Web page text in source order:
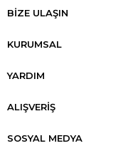
BİZE ULAŞIN
KURUMSAL
YARDIM
ALIŞVERİŞ
SOSYAL MEDYA